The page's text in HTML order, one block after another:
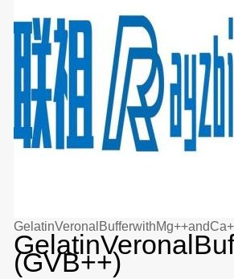
(GVB++)